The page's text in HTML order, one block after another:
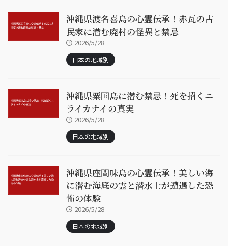
沖縄県渡名喜島の心霊伝承！赤瓦の古
民家に潜む廃村の怪異と禁忌
2026/5/28
日本の地域別
沖縄県粟国島に潜む禁忌！死を招くニ
ライカナイの真実
2026/5/28
日本の地域別
沖縄県座間味島の心霊伝承！美しい海
に潜む海底の霊と潜水士が遭遇した恐
怖の体験
2026/5/28
日本の地域別